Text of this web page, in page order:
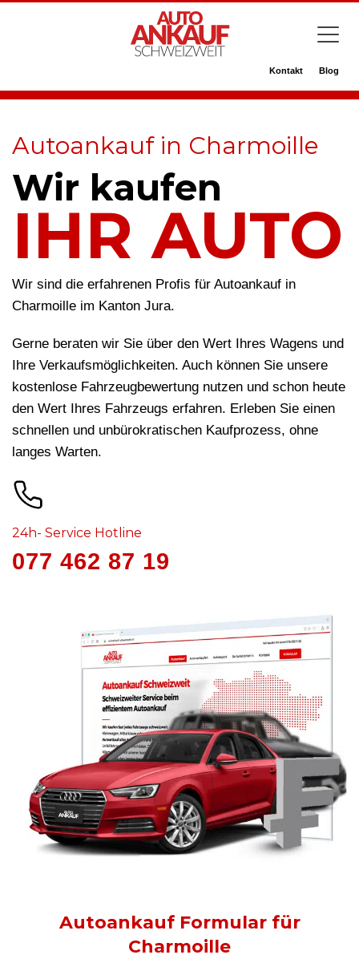
Kontakt Blog
Autoankauf in Charmoille
Wir kaufen
IHR AUTO
Wir sind die erfahrenen Profis für Autoankauf in
Charmoille im Kanton Jura.
Gerne beraten wir Sie über den Wert Ihres Wagens und
Ihre Verkaufsmöglichkeiten. Auch können Sie unsere
kostenlose Fahrzeugbewertung nutzen und schon heute
den Wert Ihres Fahrzeugs erfahren. Erleben Sie einen
schnellen und unbürokratischen Kaufprozess, ohne
langes Warten.
24h- Service Hotline
077 462 87 19
Autoankauf Formular für
Charmoille